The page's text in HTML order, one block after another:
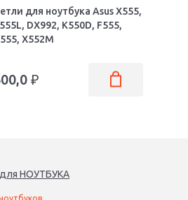
для ноутбука Asus X555,
DX992, K550D, F555,
X552M
₽
для НОУТБУКА